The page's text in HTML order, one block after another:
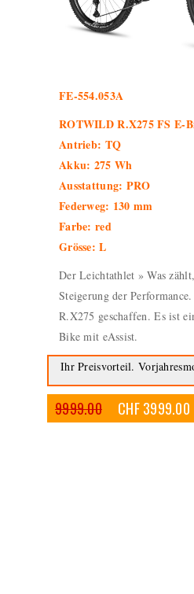
FE-554.053A
ROTWILD R.X275 FS E-
Antrieb: TQ
Akku: 275 Wh
Ausstattung: PRO
Federweg: 130 mm
Farbe: red
Grösse: L
Der Leichtathlet » Was
Steigerung der
R.X275 geschaffen. Es ist
Bike mit eAssist.
Ihr Preisvorteil.
9999.00 CHF 3999.00